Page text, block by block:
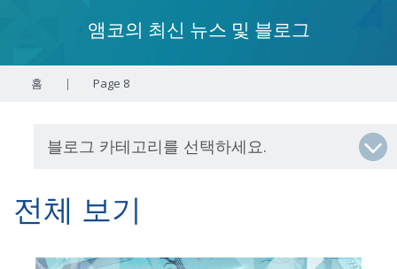
앰코의 최신 뉴스 및 블로그
홈 | Page 8
전체 보기